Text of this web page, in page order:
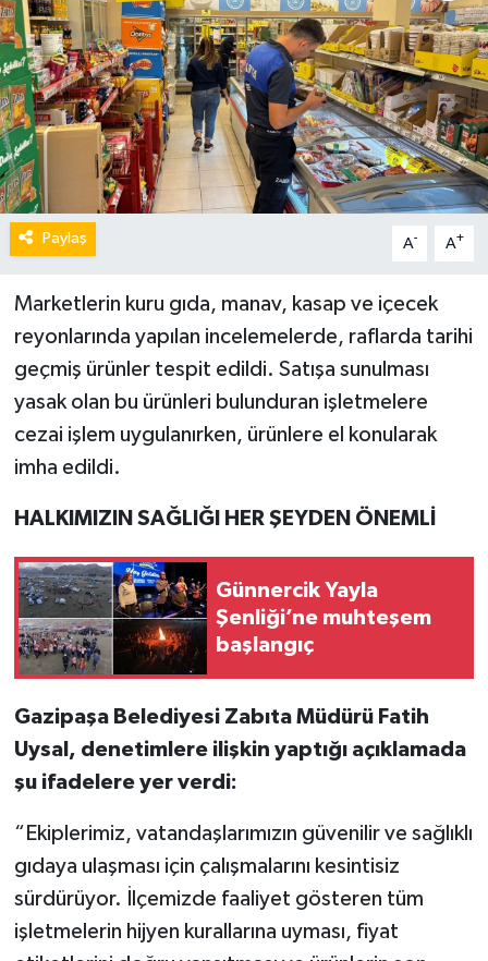
Paylaş A- A+
Marketlerin kuru gıda, manav, kasap ve içecek
reyonlarında yapılan incelemelerde, raflarda tarihi
geçmiş ürünler tespit edildi. Satışa sunulması
yasak olan bu ürünleri bulunduran işletmelere
cezai işlem uygulanırken, ürünlere el konularak
imha edildi.
HALKIMIZIN SAĞLIĞI HER ŞEYDEN ÖNEMLİ
Günnercik Yayla
Şenliği’ne muhteşem
başlangıç
Gazipaşa Belediyesi Zabıta Müdürü Fatih
Uysal, denetimlere ilişkin yaptığı açıklamada
şu ifadelere yer verdi:
“Ekiplerimiz, vatandaşlarımızın güvenilir ve sağlıklı
gıdaya ulaşması için çalışmalarını kesintisiz
sürdürüyor. İlçemizde faaliyet gösteren tüm
işletmelerin hijyen kurallarına uyması, fiyat